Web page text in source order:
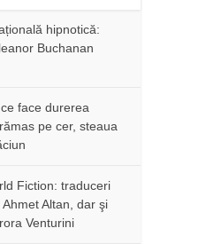
hipnotică:
Buchanan
face durerea
pe cer, steaua
Fiction: traduceri
Altan, dar şi
Venturini